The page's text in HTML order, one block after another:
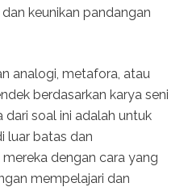
keunikan pandangan
analogi, metafora, atau
berdasarkan karya seni
soal ini adalah untuk
luar batas dan
dengan cara yang
mempelajari dan